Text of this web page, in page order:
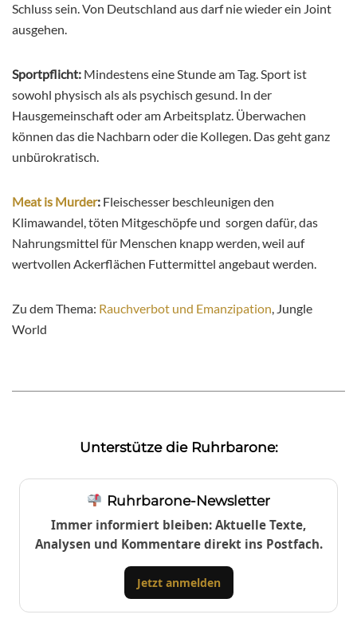
Schluss sein. Von Deutschland aus darf nie wieder ein Joint
ausgehen.
Sportpflicht: Mindestens eine Stunde am Tag. Sport ist
sowohl physisch als als psychisch gesund. In der
Hausgemeinschaft oder am Arbeitsplatz. Überwachen
können das die Nachbarn oder die Kollegen. Das geht ganz
unbürokratisch.
Meat is Murder: Fleischesser beschleunigen den
Klimawandel, töten Mitgeschöpfe und sorgen dafür, das
Nahrungsmittel für Menschen knapp werden, weil auf
wertvollen Ackerflächen Futtermittel angebaut werden.
Zu dem Thema: Rauchverbot und Emanzipation, Jungle
World
Unterstütze die Ruhrbarone:
Ruhrbarone-Newsletter
Immer informiert bleiben: Aktuelle Texte,
Analysen und Kommentare direkt ins Postfach.
Jetzt anmelden